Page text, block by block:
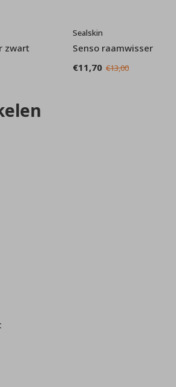
zwart
Sealskin
Senso raamwisser
€11,70 €13,00